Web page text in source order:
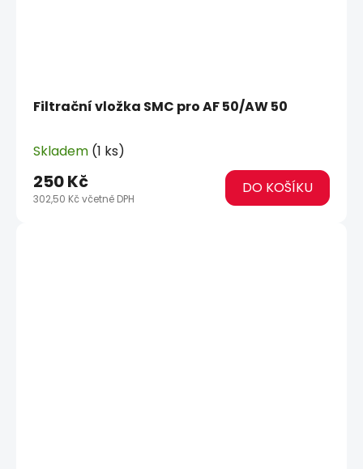
Filtrační vložka SMC pro AF 50/AW 50
Skladem (1 ks)
302,50 Kč včetně DPH
250 Kč DO KOŠÍKU